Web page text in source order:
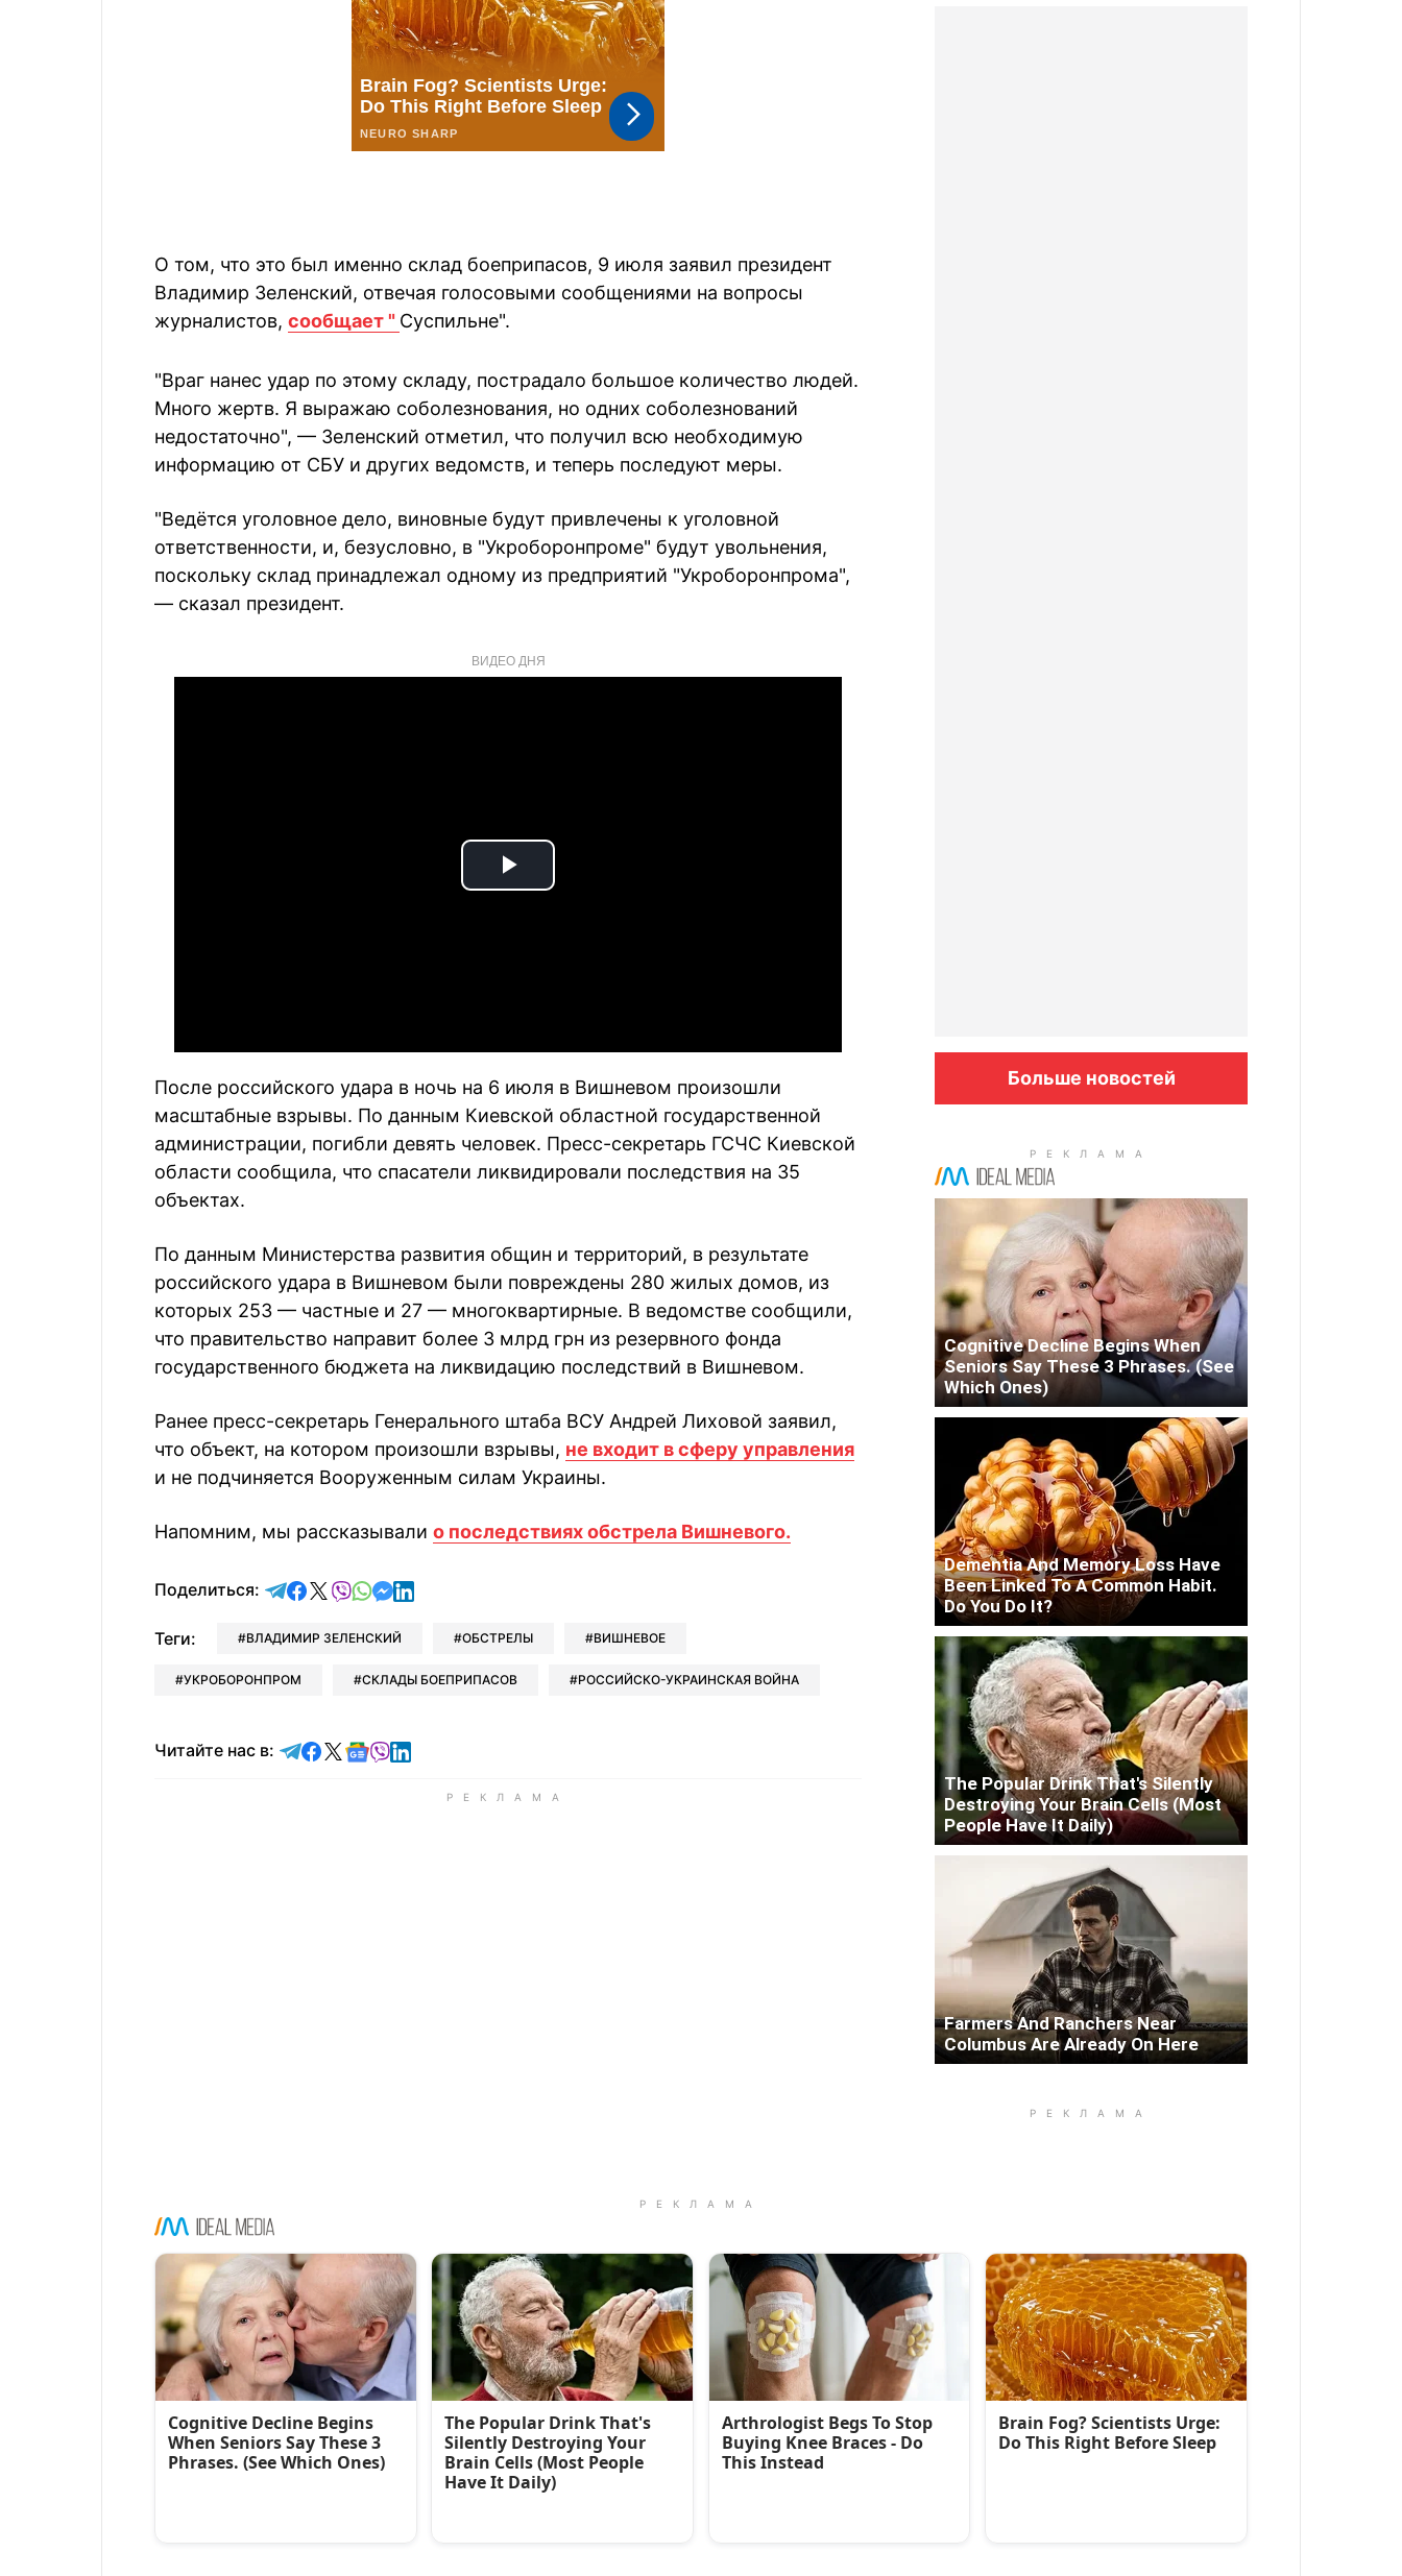
О том, что это был именно склад боеприпасов, 9 июля заявил президент
Владимир Зеленский, отвечая голосовыми сообщениями на вопросы
журналистов, сообщает " Суспильне".
"Враг нанес удар по этому складу, пострадало большое количество людей.
Много жертв. Я выражаю соболезнования, но одних соболезнований
недостаточно", — Зеленский отметил, что получил всю необходимую
информацию от СБУ и других ведомств, и теперь последуют меры.
"Ведётся уголовное дело, виновные будут привлечены к уголовной
ответственности, и, безусловно, в "Укроборонпроме" будут увольнения,
поскольку склад принадлежал одному из предприятий "Укроборонпрома",
— сказал президент.
ВИДЕО ДНЯ
Play
После российского удара в ночь на 6 июля в Вишневом произошли
масштабные взрывы. По данным Киевской областной государственной
администрации, погибли девять человек. Пресс-секретарь ГСЧС Киевской
области сообщила, что спасатели ликвидировали последствия на 35
объектах.
По данным Министерства развития общин и территорий, в результате
российского удара в Вишневом были повреждены 280 жилых домов, из
которых 253 — частные и 27 — многоквартирные. В ведомстве сообщили,
что правительство направит более 3 млрд грн из резервного фонда
государственного бюджета на ликвидацию последствий в Вишневом.
Ранее пресс-секретарь Генерального штаба ВСУ Андрей Лиховой заявил,
что объект, на котором произошли взрывы, не входит в сферу управления
и не подчиняется Вооруженным силам Украины.
Напомним, мы рассказывали о последствиях обстрела Вишневого.
Поделиться: отправить в Telegram
поделиться в Facebook
поделиться в X
отправить в Viber
отправить в Whatsapp
отправить в Messenger
отправить в LinkedIn
Теги: ВЛАДИМИР ЗЕЛЕНСКИЙ ОБСТРЕЛЫ ВИШНЕВОЕ
УКРОБОРОНПРОМ СКЛАДЫ БОЕПРИПАСОВ РОССИЙСКО-УКРАИНСКАЯ ВОЙНА
Читайте нас в: Читайте в Telegram
Читайте в Facebook
Читайте в X
Читайте в Google news
Читайте в Viber
Читайте в LinkedIn
Больше новостей